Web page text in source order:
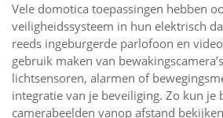
Vele domotica toepassingen hebben
veiligheidssysteem in hun elektrisch
reeds ingeburgerde parlofoon en
gebruik maken van
lichtsensoren, alarmen of
integratie van je beveiliging. Zo kun je
camerabeelden vanop afstand